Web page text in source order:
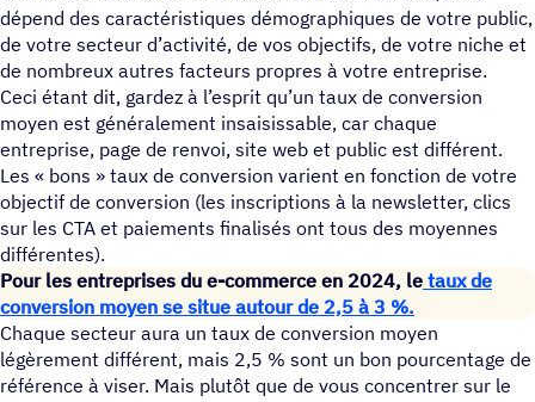
dépend des caractéristiques démographiques de votre public,
de votre secteur d’activité, de vos objectifs, de votre niche et
de nombreux autres facteurs propres à votre entreprise.
Ceci étant dit, gardez à l’esprit qu’un taux de conversion
moyen est généralement insaisissable, car chaque
entreprise, page de renvoi, site web et public est différent.
Les « bons » taux de conversion varient en fonction de votre
objectif de conversion (les inscriptions à la newsletter, clics
sur les CTA et paiements finalisés ont tous des moyennes
différentes).
Pour les entreprises du e-commerce en 2024, le taux de
conversion moyen se situe autour de 2,5 à 3 %.
Chaque secteur aura un taux de conversion moyen
légèrement différent, mais 2,5 % sont un bon pourcentage de
référence à viser. Mais plutôt que de vous concentrer sur le